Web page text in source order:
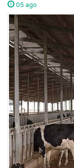
05 ago